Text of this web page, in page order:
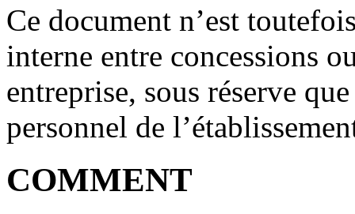
Ce document n’est
interne entre concessions
entreprise, sous réserve
personnel de
COMMENT